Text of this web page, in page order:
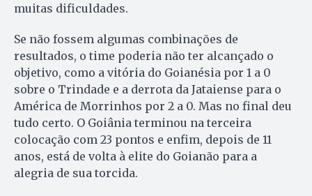
muitas dificuldades.
Se não fossem algumas combinações de
resultados, o time poderia não ter alcançado o
objetivo, como a vitória do Goianésia por 1 a 0
sobre o Trindade e a derrota da Jataiense para o
América de Morrinhos por 2 a 0. Mas no final deu
tudo certo. O Goiânia terminou na terceira
colocação com 23 pontos e enfim, depois de 11
anos, está de volta à elite do Goianão para a
alegria de sua torcida.